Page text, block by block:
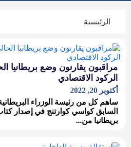
الرئيسية
مراقبون يقارنون وضع بريطانيا
الركود الاقتصادي
أكتوبر 20, 2022
ساهم كل من رئيسة الوزراء
السابق كواسي كوارتنج في إصدار
بريطانيا من...